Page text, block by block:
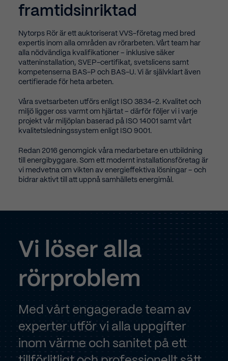
framtidsinriktad
Nytorps Rör är ett auktoriserat VVS-företag med bred
expertis inom alla områden av rörarbeten. Vårt team har
alla nödvändiga kvalifikationer – inklusive säker
vatteninstallation, SVEP-certifikat, svetslicens samt
kompetenserna BAS-P och BAS-U. Vi är självklart även
certifierade för heta arbeten.
Våra svetsarbeten utförs enligt ISO 3834-2. Kvalitet och
miljö ligger oss varmt om hjärtat – därför följer vi i varje
projekt vår miljöplan baserad på ISO 14001 samt vårt
kvalitetsledningssystem enligt ISO 9001.
Redan 2016 genomgick våra medarbetare en utbildning
till energibyggare. Som ett modernt installationsföretag är
vi medvetna om vikten av energieffektiva lösningar – och
bidrar aktivt till att uppnå samhällets energimål.
Vi löser alla
rörproblem
Med vårt engagerade team av
experter utför vi alla uppgifter
inom värme och sanitet på ett